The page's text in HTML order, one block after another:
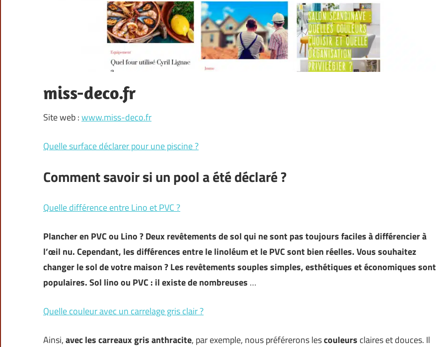
miss-deco.fr
Site web :www.miss-deco.fr
Quelle surface déclarer pour une piscine ?
Comment savoir si un pool a été déclaré ?
Quelle différence entre Lino et PVC ?
Plancher en PVC ou Lino ? Deux revêtements de sol qui ne sont pas toujours faciles à différencier à
l’œil nu. Cependant, les différences entre le linoléum et le PVC sont bien réelles. Vous souhaitez
changer le sol de votre maison ? Les revêtements souples simples, esthétiques et économiques sont
populaires. Sol lino ou PVC : il existe de nombreuses …
Quelle couleur avec un carrelage gris clair ?
Ainsi,avecles carreaux gris anthracite, par exemple, nous préférerons lescouleurs claires et douces. Il